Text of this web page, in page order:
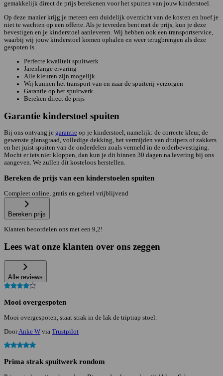
gemakkelijk direct de prijs berekenen voor het spuiten van jouw kinderstoel.
Op deze manier krijg je meteen een duidelijk overzicht van de kosten en hoef je
niet te wachten op een offerte. Als je tevreden bent met de prijs, kun je deze
bevestigen en je kinderstoel aanleveren. Wij hebben ook een transportservice,
waarbij wij jouw kinderstoel komen ophalen en weer terugbrengen als deze
gespoten is.
Perfecte kwaliteit spuitwerk
Jarenlange ervaring
Alle kleuren zijn mogelijk
Wij kunnen het transport van en naar de spuiterij verzorgen
Garantie op het spuitwerk
Bereken direct de prijs
Garantie kinderstoel spuiten
Bij ons ontvang je garantie op je kinderstoel, namelijk: de correcte kleur, de
gewenste glansgraad, volledige dekking, het vermijden van druipers of zakkers
en het juist spuiten van de onderdelen zoals vermeld in de orderbevestiging.
Mocht er iets niet kloppen, dan kun je dit binnen 30 dagen na levering bij ons
aangeven. We zullen dit kosteloos herstellen.
Bereken de prijs van een kinderstoelen spuiten
Compleet online, gratis en geheel vrijblijvend
Bereken prijs
Klanten beoordelen ons met een 9,2!
Lees wat onze klanten over ons zeggen
Alle reviews
Mooi overgespoten
Mooi overgespoten, staat strak in de lak de triptrap stoel.
DoorAnke W via Trustpilot
Prima strak spuitwerk rondom